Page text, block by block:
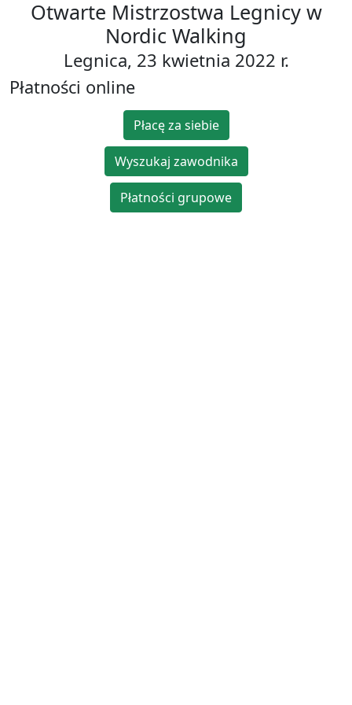
Otwarte Mistrzostwa Legnicy w
Nordic Walking
Legnica, 23 kwietnia 2022 r.
Płatności online